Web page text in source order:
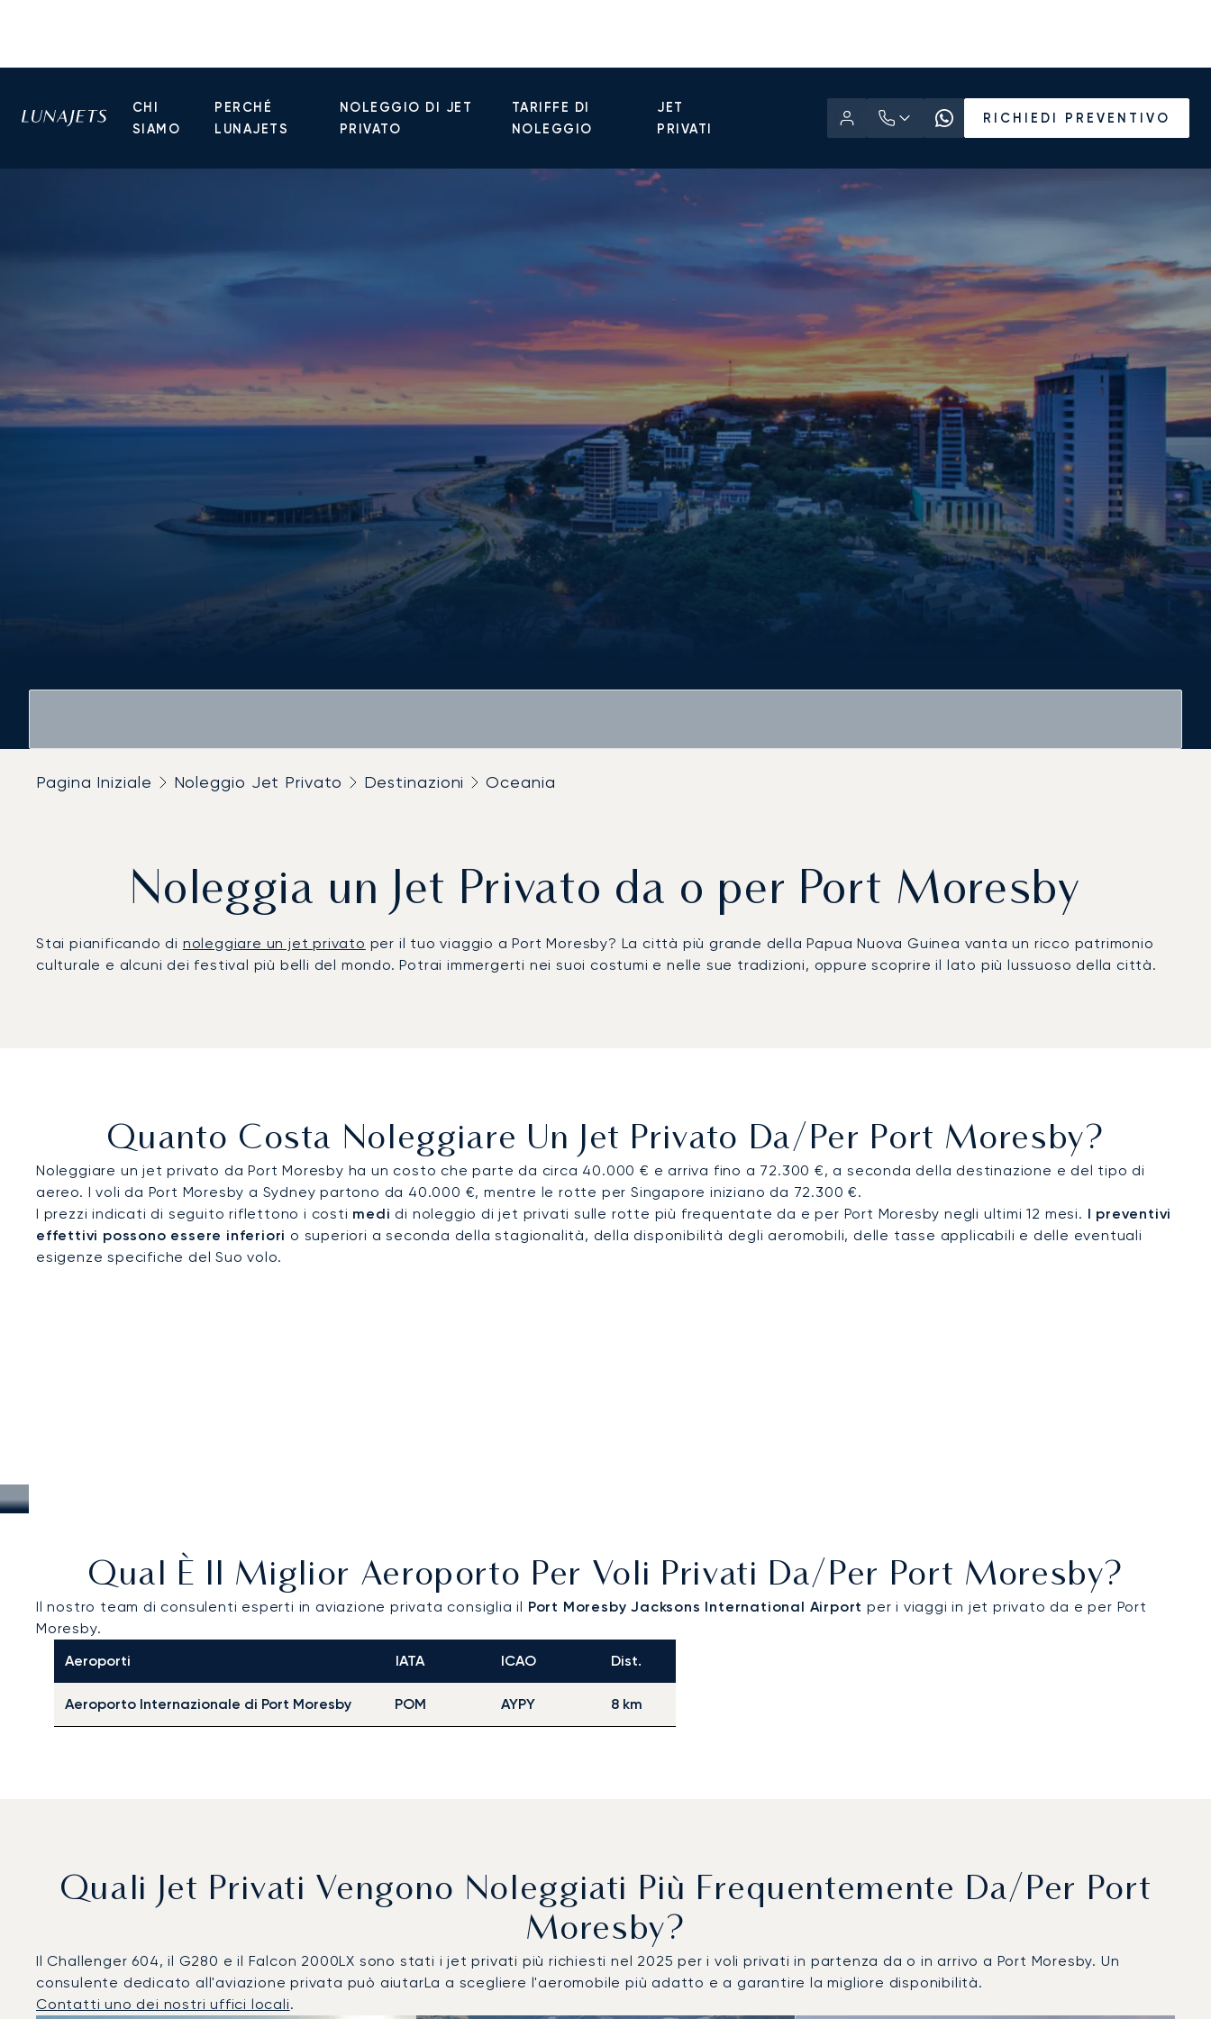
CHI
SIAMO
PERCHÉ
LUNAJETS
NOLEGGIO DI JET
PRIVATO
TARIFFE DI
NOLEGGIO
JET
PRIVATI
RICHIEDI PREVENTIVO
Pagina Iniziale Noleggio Jet Privato Destinazioni Oceania
Noleggia un Jet Privato da o per Port Moresby
Stai pianificando di noleggiare un jet privato per il tuo viaggio a Port Moresby? La città più grande della Papua Nuova Guinea vanta un ricco patrimonio
culturale e alcuni dei festival più belli del mondo. Potrai immergerti nei suoi costumi e nelle sue tradizioni, oppure scoprire il lato più lussuoso della città.
Quanto Costa Noleggiare Un Jet Privato Da/per Port Moresby?
Noleggiare un jet privato da Port Moresby ha un costo che parte da circa 40.000 € e arriva fino a 72.300 €, a seconda della destinazione e del tipo di
aereo. I voli da Port Moresby a Sydney partono da 40.000 €, mentre le rotte per Singapore iniziano da 72.300 €.
I prezzi indicati di seguito riflettono i costi medi di noleggio di jet privati sulle rotte più frequentate da e per Port Moresby negli ultimi 12 mesi. I preventivi
effettivi possono essere inferiori o superiori a seconda della stagionalità, della disponibilità degli aeromobili, delle tasse applicabili e delle eventuali
esigenze specifiche del Suo volo.
Qual È Il Miglior Aeroporto Per Voli Privati Da/per Port Moresby?
Il nostro team di consulenti esperti in aviazione privata consiglia il Port Moresby Jacksons International Airport per i viaggi in jet privato da e per Port
Moresby.
Aeroporti
IATA ICAO Dist.
Aeroporto Internazionale di Port Moresby POM AYPY 8 km
Quali Jet Privati Vengono Noleggiati Più Frequentemente Da/per Port
Moresby?
Il Challenger 604, il G280 e il Falcon 2000LX sono stati i jet privati più richiesti nel 2025 per i voli privati in partenza da o in arrivo a Port Moresby. Un
consulente dedicato all'aviazione privata può aiutarLa a scegliere l'aeromobile più adatto e a garantire la migliore disponibilità.
Contatti uno dei nostri uffici locali.